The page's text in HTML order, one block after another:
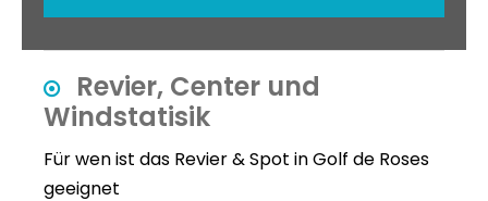
Revier, Center und
Windstatisik
Für wen ist das Revier & Spot in Golf de Roses
geeignet